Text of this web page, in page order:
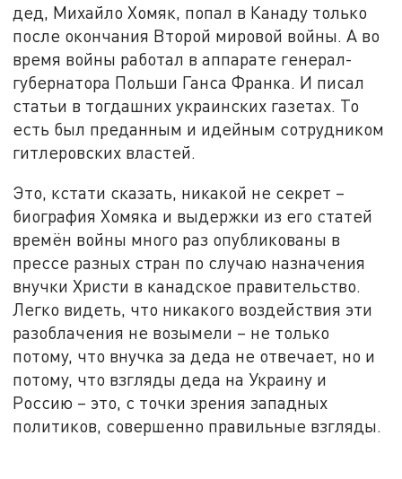
дед, Михайло Хомяк, попал в Канаду только
после окончания Второй мировой войны. А во
время войны работал в аппарате генерал-
губернатора Польши Ганса Франка. И писал
статьи в тогдашних украинских газетах. То
есть был преданным и идейным сотрудником
гитлеровских властей.
Это, кстати сказать, никакой не секрет –
биография Хомяка и выдержки из его статей
времён войны много раз опубликованы в
прессе разных стран по случаю назначения
внучки Христи в канадское правительство.
Легко видеть, что никакого воздействия эти
разоблачения не возымели – не только
потому, что внучка за деда не отвечает, но и
потому, что взгляды деда на Украину и
Россию – это, с точки зрения западных
политиков, совершенно правильные взгляды.